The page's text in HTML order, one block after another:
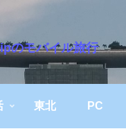
のモバイル旅行
東北 PC